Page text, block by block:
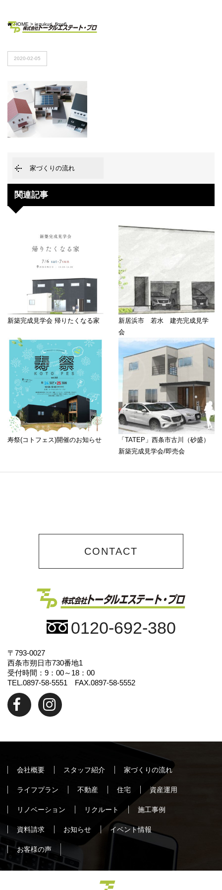
HOME > iezukuri_flow6
2020-02-05
家づくりの流れ
関連記事
新築完成見学会 帰りたくなる家
新居浜市 若水 建売完成見学
会
寿祭(コトフェス)開催のお知らせ
「TATEP」西条市古川（砂盛）
新築完成見学会/即売会
CONTACT
0120-692-380
〒793-0027
西条市朔日市730番地1
受付時間：9：00～18：00
TEL.0897-58-5551 FAX.0897-58-5552
会社概要 スタッフ紹介 家づくりの流れ
ライフプラン 不動産 住宅 資産運用
リノベーション リクルート 施工事例
資料請求 お知らせ イベント情報
お客様の声